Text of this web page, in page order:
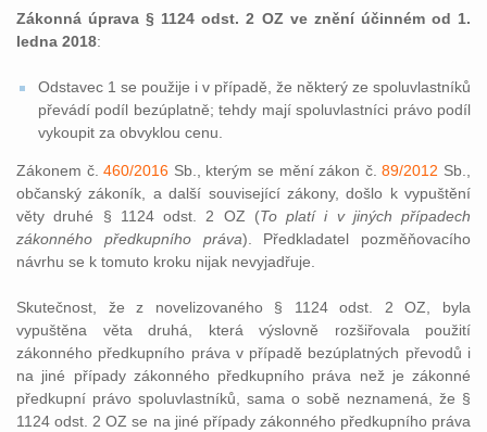
Zákonná úprava § 1124 odst. 2 OZ ve znění účinném od 1.
ledna 2018:
Odstavec 1 se použije i v případě, že některý ze spoluvlastníků
převádí podíl bezúplatně; tehdy mají spoluvlastníci právo podíl
vykoupit za obvyklou cenu.
Zákonem č.460/2016 Sb., kterým se mění zákon č.89/2012 Sb.,
občanský zákoník, a další související zákony, došlo k vypuštění
věty druhé § 1124 odst. 2 OZ (To platí i v jiných případech
zákonného předkupního práva). Předkladatel pozměňovacího
návrhu se k tomuto kroku nijak nevyjadřuje.
Skutečnost, že z novelizovaného § 1124 odst. 2 OZ, byla
vypuštěna věta druhá, která výslovně rozšiřovala použití
zákonného předkupního práva v případě bezúplatných převodů i
na jiné případy zákonného předkupního práva než je zákonné
předkupní právo spoluvlastníků, sama o sobě neznamená, že §
1124 odst. 2 OZ se na jiné případy zákonného předkupního práva